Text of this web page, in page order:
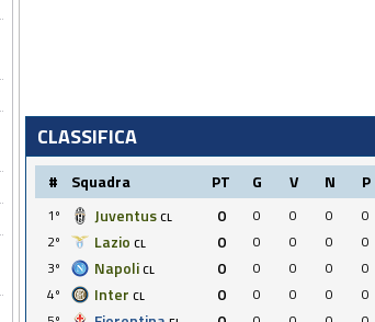
CLASSIFICA
# Squadra PT G V N P
1º Juventus CL 0 0 0 0
0
2º
Lazio CL 0 0 0 0
0
3º
Napoli CL 0 0 0 0
0
4º
Inter CL 0 0 0 0
0